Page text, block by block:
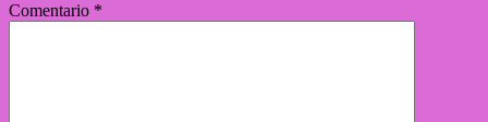
Comentario *